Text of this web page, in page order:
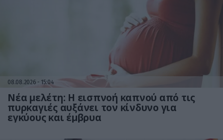
08.08.2026 15:04
Νέα μελέτη: Η εισπνοή καπνού από τις
πυρκαγιές αυξάνει τον κίνδυνο για
εγκύους και έμβρυα